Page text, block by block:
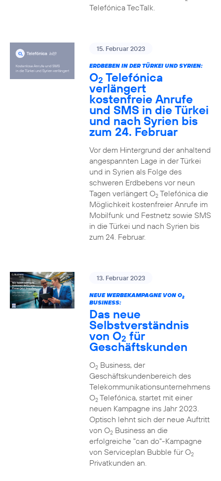
Telefónica TecTalk.
15. Februar 2023
ERDBEBEN IN DER TÜRKEI UND SYRIEN:
O2 Telefónica
verlängert
kostenfreie Anrufe
und SMS in die Türkei
und nach Syrien bis
zum 24. Februar
Vor dem Hintergrund der anhaltend
angespannten Lage in der Türkei
und in Syrien als Folge des
schweren Erdbebens vor neun
Tagen verlängert O2Telefónica die
Möglichkeit kostenfreier Anrufe im
Mobilfunk und Festnetz sowie SMS
in die Türkei und nach Syrien bis
zum 24. Februar.
13. Februar 2023
NEUE WERBEKAMPAGNE VON O2
BUSINESS:
Das neue
Selbstverständnis
von O2 für
Geschäftskunden
O2Business, der
Geschäftskundenbereich des
Telekommunikationsunternehmens
O2Telefónica, startet mit einer
neuen Kampagne ins Jahr 2023.
Optisch lehnt sich der neue Auftritt
von O2Business an die
erfolgreiche "can do"-Kampagne
von Serviceplan Bubble für O2
Privatkunden an.